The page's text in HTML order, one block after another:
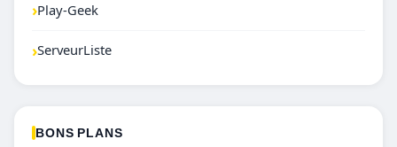
›Play-Geek
›ServeurListe
BONS PLANS